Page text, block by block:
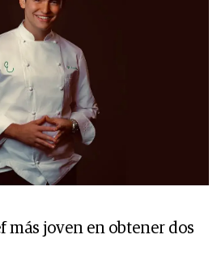
más joven en obtener dos